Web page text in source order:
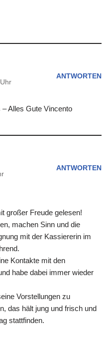
ANTWORTEN
Alles Gute Vincento
ANTWORTEN
großer Freude gelesen!
machen Sinn und die
mit der Kassiererin im
Kontakte mit den
habe dabei immer wieder
Vorstellungen zu
das hält jung und frisch und
stattfinden.